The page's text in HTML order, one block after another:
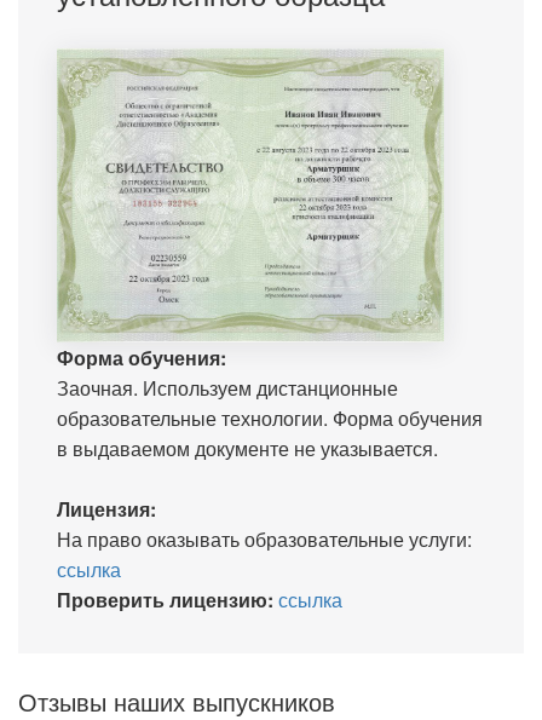
Форма обучения:
Заочная. Используем дистанционные
образовательные технологии. Форма обучения
в выдаваемом документе не указывается.
Лицензия:
На право оказывать образовательные услуги:
ссылка
Проверить лицензию: ссылка
Отзывы наших выпускников